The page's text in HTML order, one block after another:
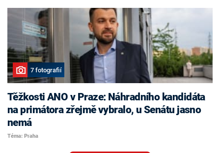
7 fotografií
Těžkosti ANO v Praze: Náhradního kandidáta
na primátora zřejmě vybralo, u Senátu jasno
nemá
Téma: Praha